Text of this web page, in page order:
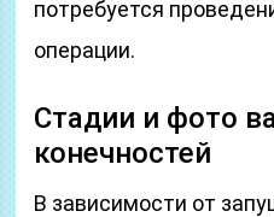
потребуется
операции.
Стадии и фото
конечностей
В зависимости от